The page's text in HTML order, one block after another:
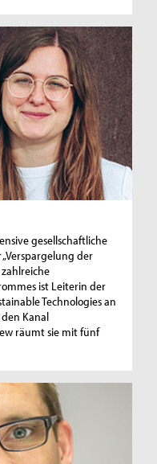
gesellschaftliche
der
ist Leiterin der
Technologies an
Kanal
räumt sie mit fünf